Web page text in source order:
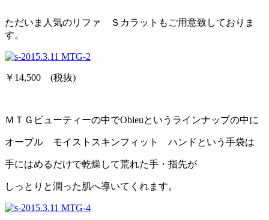
ただいま人気のリファ Ｓカラットもご用意致しておりま
す。
￥14,500 (税抜)
ＭＴＧビューティーの中でObleuというラインナップの中に
オーブル モイストスキンフィット ハンドという手袋は
手にはめるだけで乾燥して荒れた手・指先が
しっとりと潤った肌へ導いてくれます。